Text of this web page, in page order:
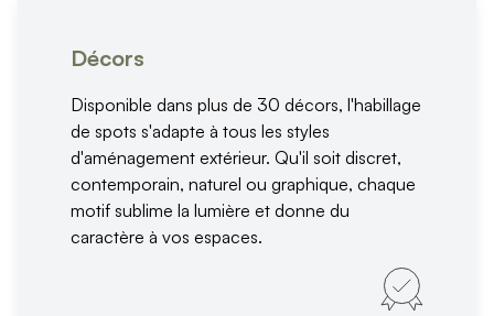
Décors
Disponible dans plus de 30 décors, l'habillage
de spots s'adapte à tous les styles
d'aménagement extérieur. Qu'il soit discret,
contemporain, naturel ou graphique, chaque
motif sublime la lumière et donne du
caractère à vos espaces.